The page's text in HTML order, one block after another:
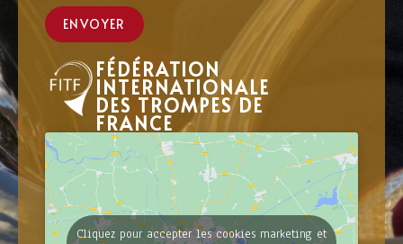
ENVOYER
FÉDÉRATION
INTERNATIONALE
DES TROMPES DE
FRANCE
Cliquez pour accepter les cookies marketing et